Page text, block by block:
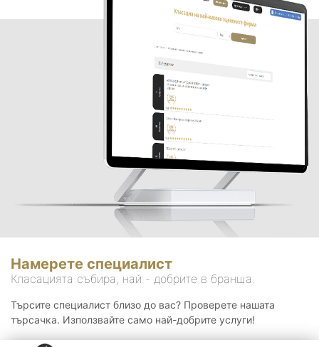
Намерете специалист
Класацията събира, най - добрите в бранша.
Търсите специалист близо до вас? Проверете нашата
търсачка. Използвайте само най-добрите услуги!